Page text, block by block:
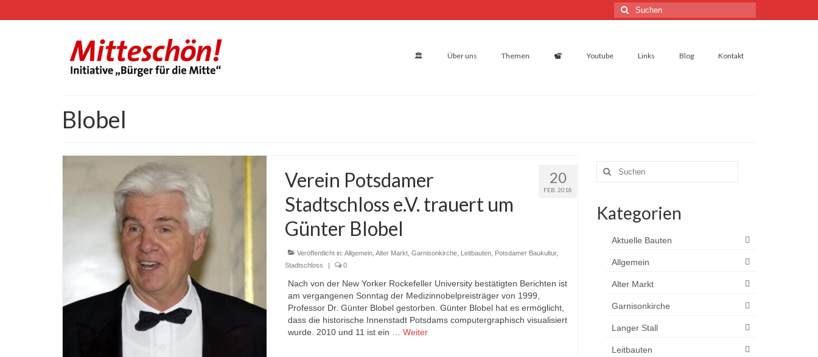
Suchen
nach:
🏛 Über uns Themen Youtube Links Blog Kontakt
Blobel
20
FEB. 2018
Verein Potsdamer
Stadtschloss e.V. trauert um
Günter Blobel
Veröffentlicht in: Allgemein, Alter Markt, Garnisonkirche, Leitbauten, Potsdamer Baukultur,
Stadtschloss
| 0
Nach von der New Yorker Rockefeller University bestätigten Berichten ist
am vergangenen Sonntag der Medizinnobelpreisträger von 1999,
Professor Dr. Günter Blobel gestorben. Günter Blobel hat es ermöglicht,
dass die historische Innenstadt Potsdams computergraphisch visualisiert
wurde. 2010 und 11 ist ein … Weiter
Suchen
nach:
Kategorien
Aktuelle Bauten
Allgemein
Alter Markt
Garnisonkirche
Langer Stall
Leitbauten